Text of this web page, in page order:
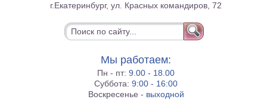
г.Екатеринбург, ул. Красных командиров, 72
Мы работаем:
Пн - пт:9.00 - 18.00
Суббота:9:00 - 16:00
Воскресенье - выходной